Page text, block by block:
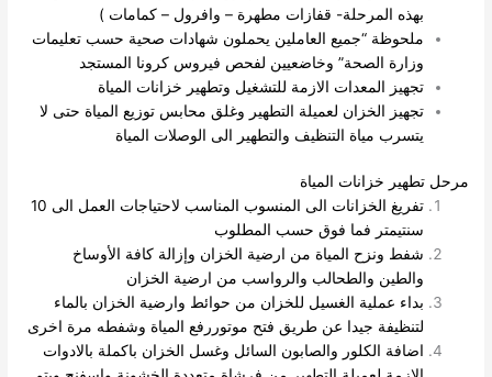
بهذه المرحلة- قفازات مطهرة – وافرول – كمامات )
ملحوظة “جميع العاملين يحملون شهادات صحية حسب تعليمات
وزارة الصحة” وخاضعيين لفحص فيروس كرونا المستجد
تجهيز المعدات الازمة للتشغيل وتطهير خزانات المياة
تجهيز الخزان لعميلة التطهير وغلق محابس توزيع المياة حتى لا
يتسرب مياة التنظيف والتطهير الى الوصلات المياة
مرحل تطهير خزانات المياة
تفريغ الخزانات الى المنسوب المناسب لاحتياجات العمل الى 10
سنتيمتر فما فوق حسب المطلوب
شفط ونزح المياة من ارضية الخزان وإزالة كافة الأوساخ
والطين والطحالب والرواسب من ارضية الخزان
بداء عملية الغسيل للخزان من حوائط وارضية الخزان بالماء
لتنظيفة جيدا عن طريق فتح موتوررفع المياة وشفطه مرة اخرى
اضافة الكلور والصابون السائل وغسل الخزان باكملة بالادوات